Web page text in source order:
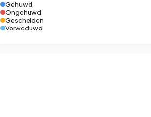
Gehuwd
Ongehuwd
Gescheiden
Verweduwd